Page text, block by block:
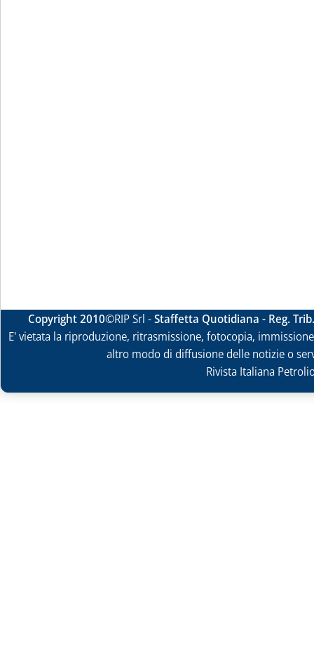
Copyright 2010©RIP Srl -Staffetta Quotidiana - Reg.
E' vietata la riproduzione, ritrasmissione, fotocopia,
altro modo di diffusione delle notizie o
Rivista Italiana